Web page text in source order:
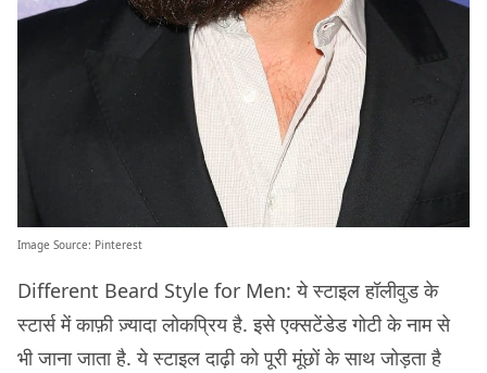
Image Source: Pinterest
Different Beard Style for Men: ये स्टाइल हॉलीवुड के
स्टार्स में काफ़ी ज़्यादा लोकप्रिय है. इसे एक्सटेंडेड गोटी के नाम से
भी जाना जाता है. ये स्टाइल दाढ़ी को पूरी मूंछों के साथ जोड़ता है